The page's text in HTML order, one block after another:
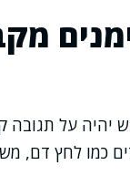
יהיה על תגובה
כמו לחץ דם,